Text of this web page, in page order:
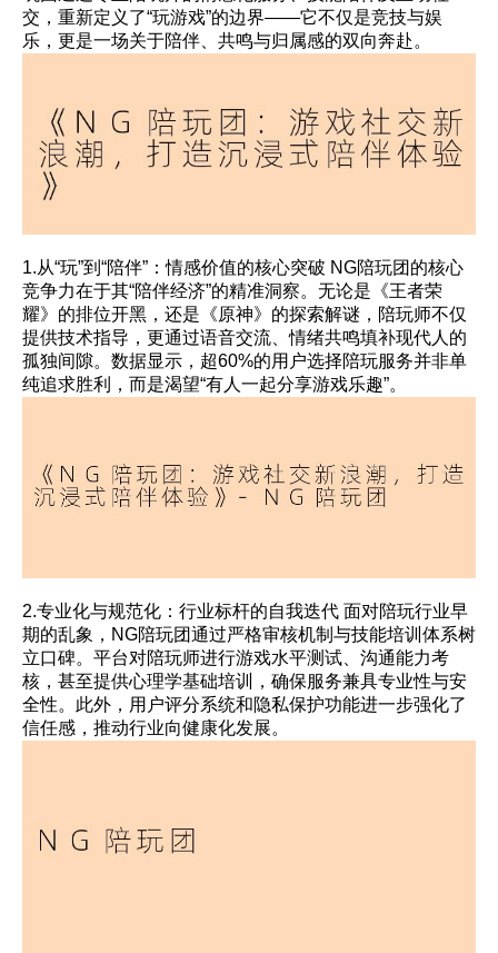
交，重新定义了“玩游戏”的边界——它不仅是竞技与娱
乐，更是一场关于陪伴、共鸣与归属感的双向奔赴。
1.从“玩”到“陪伴”：情感价值的核心突破 NG陪玩团的核心
竞争力在于其“陪伴经济”的精准洞察。无论是《王者荣
耀》的排位开黑，还是《原神》的探索解谜，陪玩师不仅
提供技术指导，更通过语音交流、情绪共鸣填补现代人的
孤独间隙。数据显示，超60%的用户选择陪玩服务并非单
纯追求胜利，而是渴望“有人一起分享游戏乐趣”。
2.专业化与规范化：行业标杆的自我迭代 面对陪玩行业早
期的乱象，NG陪玩团通过严格审核机制与技能培训体系树
立口碑。平台对陪玩师进行游戏水平测试、沟通能力考
核，甚至提供心理学基础培训，确保服务兼具专业性与安
全性。此外，用户评分系统和隐私保护功能进一步强化了
信任感，推动行业向健康化发展。